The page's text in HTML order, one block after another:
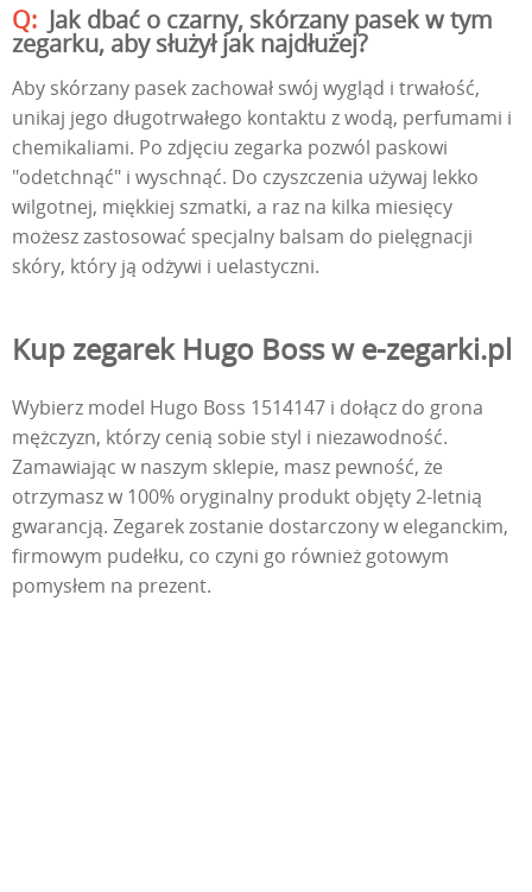
Jak dbać o czarny, skórzany pasek w tym
zegarku, aby służył jak najdłużej?
Aby skórzany pasek zachował swój wygląd i trwałość,
unikaj jego długotrwałego kontaktu z wodą, perfumami i
chemikaliami. Po zdjęciu zegarka pozwól paskowi
"odetchnąć" i wyschnąć. Do czyszczenia używaj lekko
wilgotnej, miękkiej szmatki, a raz na kilka miesięcy
możesz zastosować specjalny balsam do pielęgnacji
skóry, który ją odżywi i uelastyczni.
Kup zegarek Hugo Boss w e-zegarki.pl
Wybierz model Hugo Boss 1514147 i dołącz do grona
mężczyzn, którzy cenią sobie styl i niezawodność.
Zamawiając w naszym sklepie, masz pewność, że
otrzymasz w 100% oryginalny produkt objęty 2-letnią
gwarancją. Zegarek zostanie dostarczony w eleganckim,
firmowym pudełku, co czyni go również gotowym
pomysłem na prezent.